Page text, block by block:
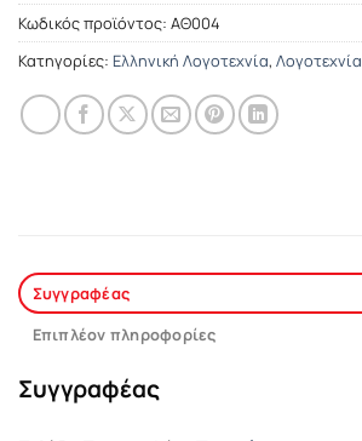
Κωδικός προϊόντος: ΑΘ004
Κατηγορίες: Ελληνική Λογοτεχνία, Λογοτεχνία
Συγγραφέας
Επιπλέον πληροφορίες
Συγγραφέας